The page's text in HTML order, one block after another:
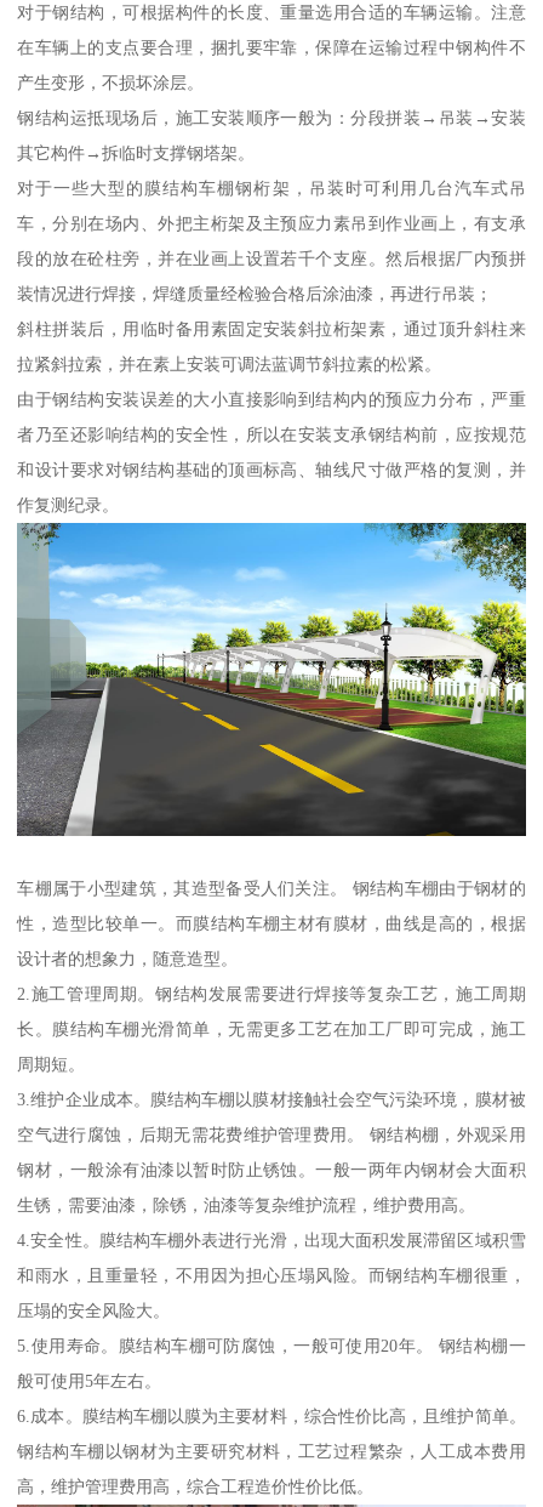
对于钢结构，可根据构件的长度、重量选用合适的车辆运输。注意
在车辆上的支点要合理，捆扎要牢靠，保障在运输过程中钢构件不
产生变形，不损坏涂层。
钢结构运抵现场后，施工安装顺序一般为：分段拼装→吊装→安装
其它构件→拆临时支撑钢塔架。
对于一些大型的膜结构车棚钢桁架，吊装时可利用几台汽车式吊
车，分别在场内、外把主桁架及主预应力素吊到作业画上，有支承
段的放在砼柱旁，并在业画上设置若千个支座。然后根据厂内预拼
装情况进行焊接，焊缝质量经检验合格后涂油漆，再进行吊装；
斜柱拼装后，用临时备用素固定安装斜拉桁架素，通过顶升斜柱来
拉紧斜拉索，并在素上安装可调法蓝调节斜拉素的松紧。
由于钢结构安装误差的大小直接影响到结构内的预应力分布，严重
者乃至还影响结构的安全性，所以在安装支承钢结构前，应按规范
和设计要求对钢结构基础的顶画标高、轴线尺寸做严格的复测，并
作复测纪录。
车棚属于小型建筑，其造型备受人们关注。 钢结构车棚由于钢材的
性，造型比较单一。而膜结构车棚主材有膜材，曲线是高的，根据
设计者的想象力，随意造型。
2.施工管理周期。钢结构发展需要进行焊接等复杂工艺，施工周期
长。膜结构车棚光滑简单，无需更多工艺在加工厂即可完成，施工
周期短。
3.维护企业成本。膜结构车棚以膜材接触社会空气污染环境，膜材被
空气进行腐蚀，后期无需花费维护管理费用。 钢结构棚，外观采用
钢材，一般涂有油漆以暂时防止锈蚀。一般一两年内钢材会大面积
生锈，需要油漆，除锈，油漆等复杂维护流程，维护费用高。
4.安全性。膜结构车棚外表进行光滑，出现大面积发展滞留区域积雪
和雨水，且重量轻，不用因为担心压塌风险。而钢结构车棚很重，
压塌的安全风险大。
5.使用寿命。膜结构车棚可防腐蚀，一般可使用20年。 钢结构棚一
般可使用5年左右。
6.成本。膜结构车棚以膜为主要材料，综合性价比高，且维护简单。
钢结构车棚以钢材为主要研究材料，工艺过程繁杂，人工成本费用
高，维护管理费用高，综合工程造价性价比低。